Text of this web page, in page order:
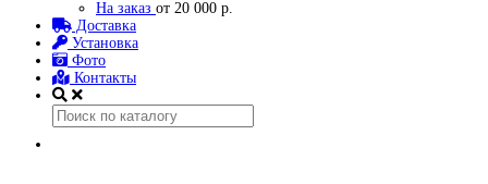
На заказ от 20 000 р.
Доставка
Установка
Фото
Контакты